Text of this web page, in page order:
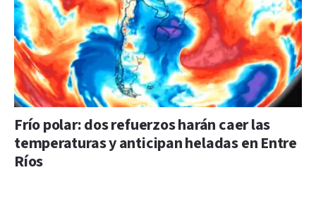
Frío polar: dos refuerzos harán caer las
temperaturas y anticipan heladas en Entre
Ríos